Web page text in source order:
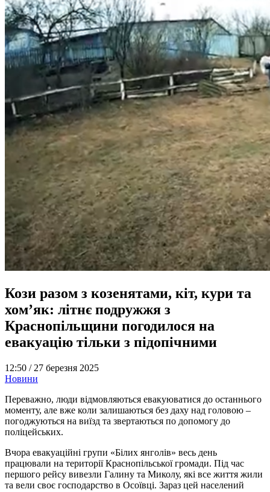
Кози разом з козенятами, кіт, кури та
хом’як: літнє подружжя з
Краснопільщини погодилося на
евакуацію тільки з підопічними
12:50 / 27 березня 2025
Новини
Переважно, люди відмовляються евакуюватися до останнього
моменту, але вже коли залишаються без даху над головою –
погоджуються на виїзд та звертаються по допомогу до
поліцейських.
Вчора евакуаційні групи «Білих янголів» весь день
працювали на території Краснопільської громади. Під час
першого рейсу вивезли Галину та Миколу, які все життя жили
та вели своє господарство в Осоївці. Зараз цей населений